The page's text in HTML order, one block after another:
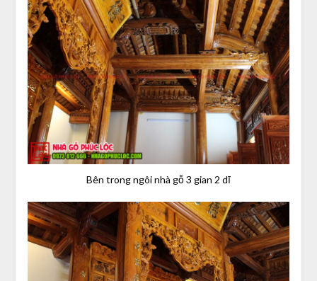
Bên trong ngôi nhà gỗ 3 gian 2 dĩ